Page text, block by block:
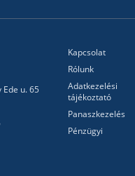
Ede u. 65
Kapcsolat
Rólunk
Adatkezelési
tájékoztató
Panaszkezelés
Pénzügyi